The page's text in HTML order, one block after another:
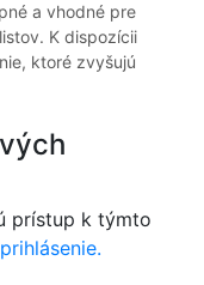
a vhodné pre
K dispozícii
ktoré zvyšujú
prístup k týmto